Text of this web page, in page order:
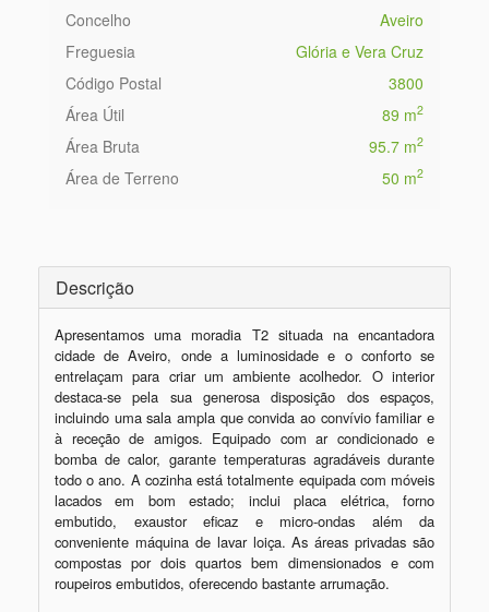
Concelho
Aveiro
Freguesia
Glória e Vera Cruz
Código Postal
3800
Área Útil
89 m2
Área Bruta 95.7 m2
Área de Terreno 50 m2
Descrição
Apresentamos uma moradia T2 situada na encantadora
cidade de Aveiro, onde a luminosidade e o conforto se
entrelaçam para criar um ambiente acolhedor. O interior
destaca-se pela sua generosa disposição dos espaços,
incluindo uma sala ampla que convida ao convívio familiar e
à receção de amigos. Equipado com ar condicionado e
bomba de calor, garante temperaturas agradáveis durante
todo o ano. A cozinha está totalmente equipada com móveis
lacados em bom estado; inclui placa elétrica, forno
embutido, exaustor eficaz e micro-ondas além da
conveniente máquina de lavar loiça. As áreas privadas são
compostas por dois quartos bem dimensionados e com
roupeiros embutidos, oferecendo bastante arrumação.